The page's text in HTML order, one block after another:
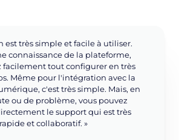
est très simple et facile à utiliser.
connaissance de la plateforme,
facilement tout configurer en très
Même pour l'intégration avec la
c'est très simple. Mais, en
ou de problème, vous pouvez
le support qui est très
rapide et collaboratif. »